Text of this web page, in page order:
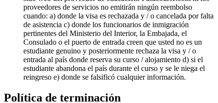
proveedores de servicios no emitirán ningún reembolso
cuando: a) donde la visa es rechazada y / o cancelada por falta
de asistencia c) donde los funcionarios de inmigración
pertinentes del Ministerio del Interior, la Embajada, el
Consulado o el puerto de entrada creen que usted no es un
estudiante genuino y posteriormente rechaza la visa y / o
entrada al país donde reserva su curso / alojamiento d) si el
estudiante abandona el país durante el curso y se le niega el
reingreso e) donde se falsificó cualquier información.
Política de terminación